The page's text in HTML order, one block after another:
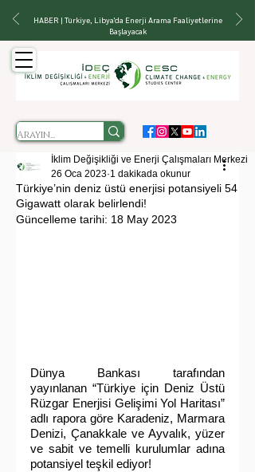
HABER | Türkiye, Libya'da Enerji Arama Faaliyetlerine
Başlayacak
Türkiye’nin deniz üstü enerjisi potansiyeli 54
Gigawatt olarak belirlendi!
İklim Değişikliği ve Enerji Çalışmaları Merkezi
26 Oca 2023 1 dakikada okunur
Güncelleme tarihi: 18 May 2023
Dünya Bankası tarafından
yayınlanan “Türkiye için Deniz Üstü
Rüzgar Enerjisi Gelişimi Yol Haritası”
adlı rapora göre Karadeniz, Marmara
Denizi, Çanakkale ve Ayvalık, yüzer
ve sabit ve temelli kurulumlar adına
potansiyel teşkil ediyor!